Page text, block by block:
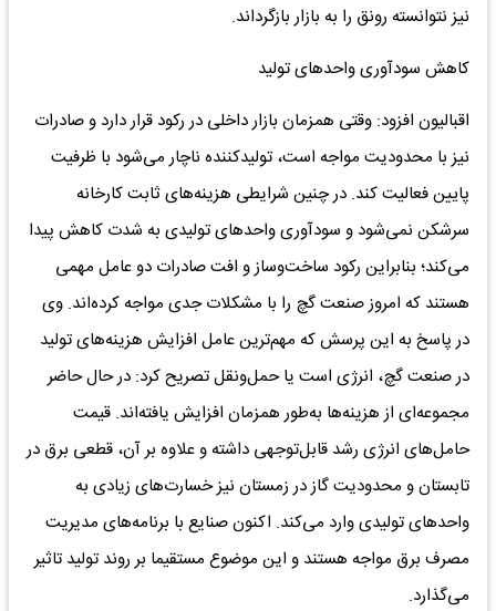
نیز نتوانسته رونق را به بازار بازگرداند.
کاهش سودآوری واحدهای تولید
اقبالیون افزود: وقتی همزمان بازار داخلی در رکود قرار دارد و صادرات
نیز با محدودیت مواجه است، تولیدکننده ناچار می‌شود با ظرفیت
پایین فعالیت کند. در چنین شرایطی هزینه‌های ثابت کارخانه
سرشکن نمی‌شود و سودآوری واحدهای تولیدی به شدت کاهش پیدا
می‌کند؛ بنابراین رکود ساخت‌وساز و افت صادرات دو عامل مهمی
هستند که امروز صنعت گچ را با مشکلات جدی مواجه کرده‌اند. وی
در پاسخ به این پرسش که مهم‌ترین عامل افزایش هزینه‌های تولید
در صنعت گچ، انرژی است یا حمل‌ونقل تصریح کرد: در حال حاضر
مجموعه‌ای از هزینه‌ها به‌طور همزمان افزایش یافته‌اند. قیمت
حامل‌های انرژی رشد قابل‌توجهی داشته و علاوه بر آن، قطعی برق در
تابستان و محدودیت گاز در زمستان نیز خسارت‌های زیادی به
واحدهای تولیدی وارد می‌کند. اکنون صنایع با برنامه‌های مدیریت
مصرف برق مواجه هستند و این موضوع مستقیما بر روند تولید تاثیر
می‌گذارد.